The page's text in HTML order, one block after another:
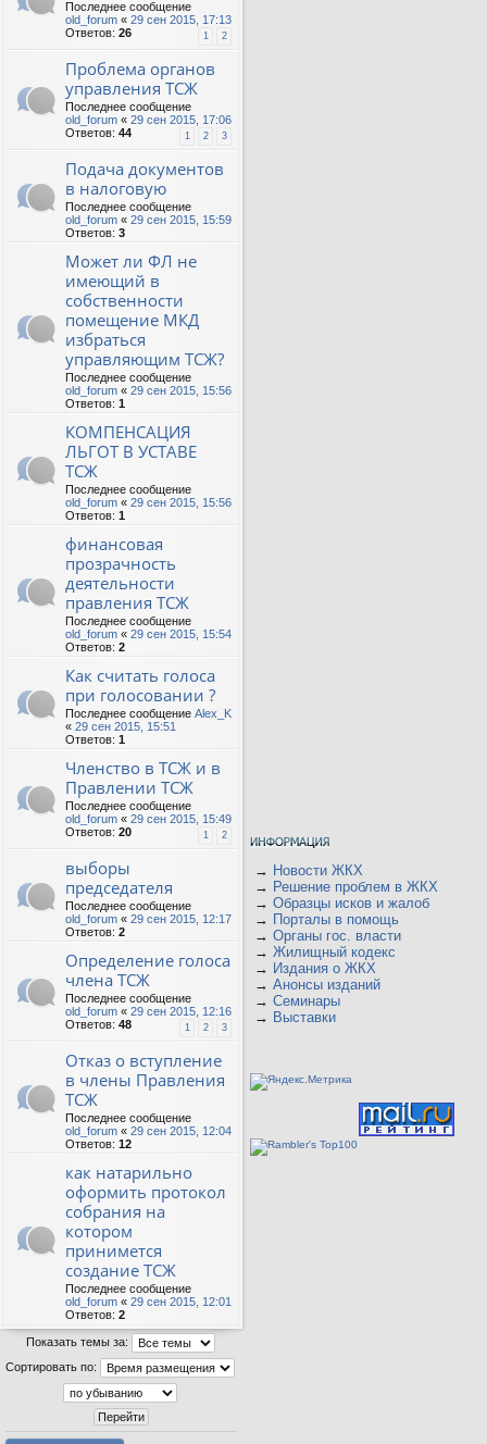
Последнее сообщение
old_forum « 29 сен 2015, 17:13
Ответов: 26 1 2
Проблема органов
управления ТСЖ
Последнее сообщение
old_forum « 29 сен 2015, 17:06
Ответов: 44 1 2 3
Подача документов
в налоговую
Последнее сообщение
old_forum « 29 сен 2015, 15:59
Ответов: 3
Может ли ФЛ не
имеющий в
собственности
помещение МКД
избраться
управляющим ТСЖ?
Последнее сообщение
old_forum « 29 сен 2015, 15:56
Ответов: 1
КОМПЕНСАЦИЯ
ЛЬГОТ В УСТАВЕ
ТСЖ
Последнее сообщение
old_forum « 29 сен 2015, 15:56
Ответов: 1
финансовая
прозрачность
деятельности
правления ТСЖ
Последнее сообщение
old_forum « 29 сен 2015, 15:54
Ответов: 2
Как считать голоса
при голосовании ?
Последнее сообщение Alex_K
« 29 сен 2015, 15:51
Ответов: 1
Членство в ТСЖ и в
Правлении ТСЖ
Последнее сообщение
old_forum « 29 сен 2015, 15:49
Ответов: 20 1 2
выборы
председателя
Последнее сообщение
old_forum « 29 сен 2015, 12:17
Ответов: 2
Определение голоса
члена ТСЖ
Последнее сообщение
old_forum « 29 сен 2015, 12:16
Ответов: 48 1 2 3
Отказ о вступление
в члены Правления
ТСЖ
Последнее сообщение
old_forum « 29 сен 2015, 12:04
Ответов: 12
как натарильно
оформить протокол
собрания на
котором
принимется
создание ТСЖ
Последнее сообщение
old_forum « 29 сен 2015, 12:01
Ответов: 2
Показать темы за:
Сортировать по:
→ Новости ЖКХ
→ Решение проблем в ЖКХ
→ Образцы исков и жалоб
→ Порталы в помощь
→ Органы гос. власти
→ Жилищный кодекс
→ Издания о ЖКХ
→ Анонсы изданий
→ Семинары
→ Выставки